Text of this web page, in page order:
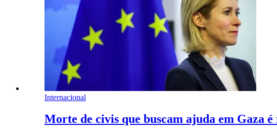
Internacional
Morte de civis que buscam ajuda em Gaza